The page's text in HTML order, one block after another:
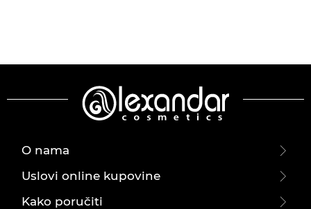
O nama
Uslovi online kupovine
Kako poručiti